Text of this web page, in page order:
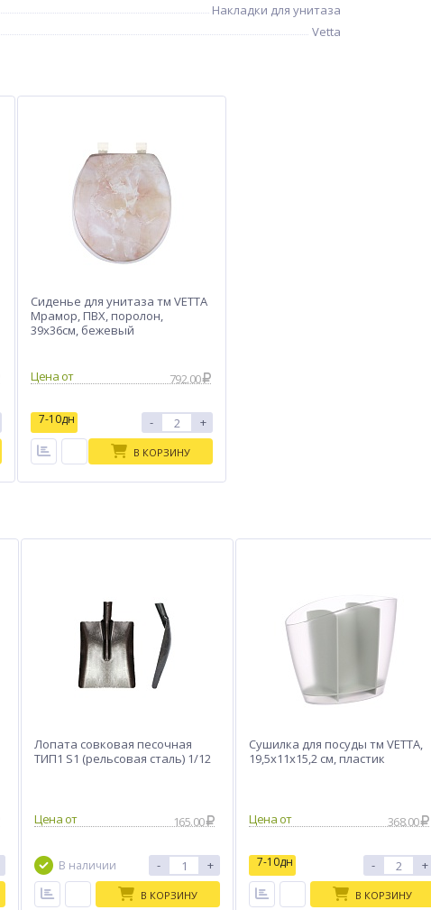
Накладки для унитаза
Vetta
Сиденье для унитаза тм VETTA
Мрамор, ПВХ, поролон,
39x36см, бежевый
Цена от 792.00
7-10дн - +
В КОРЗИНУ
Лопата совковая песочная
ТИП1 S1 (рельсовая сталь) 1/12
165.00
В наличии - +
В КОРЗИНУ
Сушилка для посуды тм VETTA,
19,5х11х15,2 см, пластик
368.00
7-10дн - +
В КОРЗИНУ